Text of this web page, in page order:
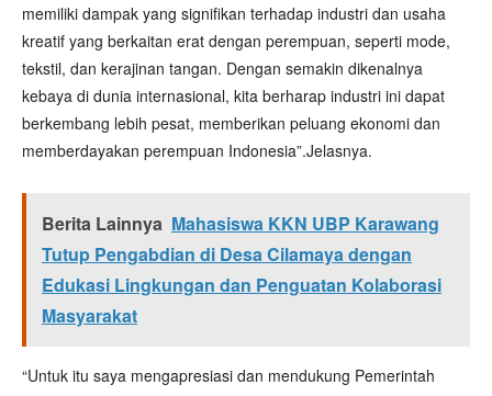
memiliki dampak yang signifikan terhadap industri dan usaha
kreatif yang berkaitan erat dengan perempuan, seperti mode,
tekstil, dan kerajinan tangan. Dengan semakin dikenalnya
kebaya di dunia internasional, kita berharap industri ini dapat
berkembang lebih pesat, memberikan peluang ekonomi dan
memberdayakan perempuan Indonesia”.Jelasnya.
Berita Lainnya Mahasiswa KKN UBP Karawang
Tutup Pengabdian di Desa Cilamaya dengan
Edukasi Lingkungan dan Penguatan Kolaborasi
Masyarakat
“Untuk itu saya mengapresiasi dan mendukung Pemerintah